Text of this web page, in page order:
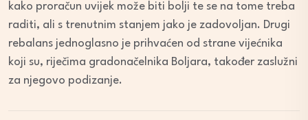
kako proračun uvijek može biti bolji te se na tome treba
raditi, ali s trenutnim stanjem jako je zadovoljan. Drugi
rebalans jednoglasno je prihvaćen od strane vijećnika
koji su, riječima gradonačelnika Boljara, također zaslužni
za njegovo podizanje.